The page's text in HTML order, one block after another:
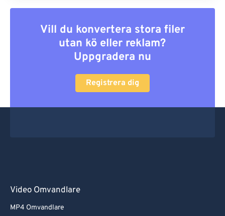
Vill du konvertera stora filer
utan kö eller reklam?
Uppgradera nu
Registrera dig
Video Omvandlare
MP4 Omvandlare